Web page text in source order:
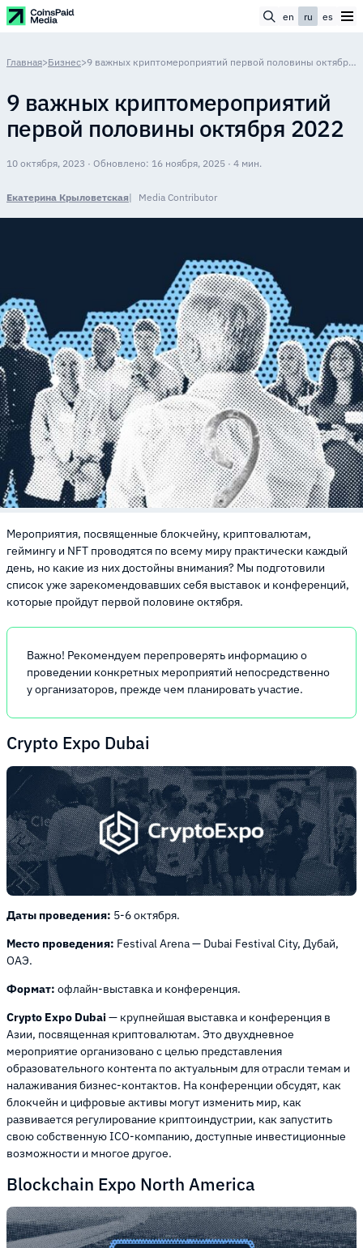
en ru es
Главная>Бизнес> 9 важных криптомероприятий первой половины октября 2022
9 важных криптомероприятий
первой половины октября 2022
10 октября, 2023 · Обновлено: 16 ноября, 2025 · 4 мин.
Екатерина Крыловетская Media Contributor
Мероприятия, посвященные блокчейну, криптовалютам,
геймингу и NFT проводятся по всему миру практически каждый
день, но какие из них достойны внимания? Мы подготовили
список уже зарекомендовавших себя выставок и конференций,
которые пройдут первой половине октября.
Важно! Рекомендуем перепроверять информацию о
проведении конкретных мероприятий непосредственно
у организаторов, прежде чем планировать участие.
Crypto Expo Dubai
Даты проведения: 5-6 октября.
Место проведения: Festival Arena — Dubai Festival City, Дубай,
ОАЭ.
Формат: офлайн-выставка и конференция.
Crypto Expo Dubai— крупнейшая выставка и конференция в
Азии, посвященная криптовалютам. Это двухдневное
мероприятие организовано с целью представления
образовательного контента по актуальным для отрасли темам и
налаживания бизнес-контактов. На конференции обсудят, как
блокчейн и цифровые активы могут изменить мир, как
развивается регулирование криптоиндустрии, как запустить
свою собственную ICO-компанию, доступные инвестиционные
возможности и многое другое.
Blockchain Expo North America